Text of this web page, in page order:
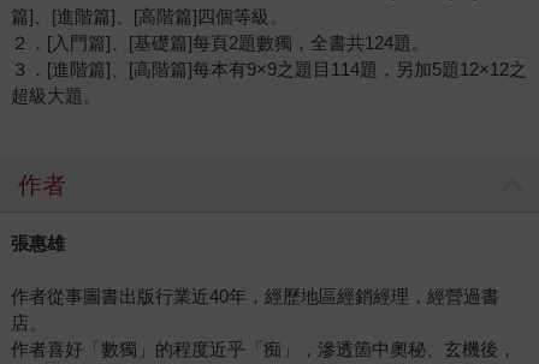
篇]、[進階篇]、[高階篇]四個等級。
２．[入門篇]、[基礎篇]每頁2題數獨，全書共124題。
３．[進階篇]、[高階篇]每本有9×9之題目114題，另加5題12×12之
超級大題。
作者
張惠雄
作者從事圖書出版行業近40年，經歷地區經銷經理，經營過書
店。
作者喜好「數獨」的程度近乎「痴」，滲透箇中奧秘、玄機後，